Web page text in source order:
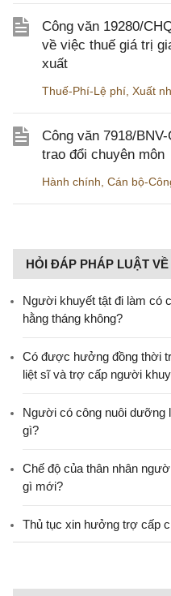
Công văn 19280/
về việc thuế giá trị
xuất
Thuế-Phí-Lệ phí Xuất
Công văn 7918/
trao đổi chuyên môn
Hành chính Cán bộ-
HỎI ĐÁP PHÁP LUẬT
Người khuyết tật đi làm có
hằng tháng không?
​Có được hưởng đồng thời
liệt sĩ và trợ cấp người
Người có công nuôi
gì?
Chế độ của thân nhân
gì mới?
Thủ tục xin hưởng trợ cấp